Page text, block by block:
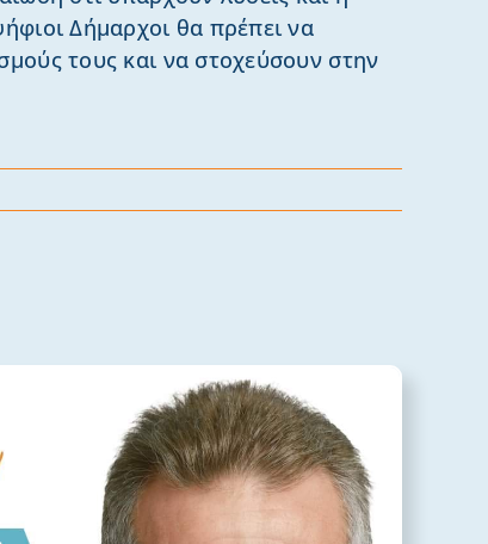
Δήμαρχοι θα πρέπει να
τους και να στοχεύσουν στην